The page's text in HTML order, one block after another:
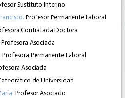
Sustituto Interino
Profesor Permanente Laboral
Contratada Doctora
Profesora Asociada
. Profesora Permanente Laboral
Asociada
de Universidad
. Profesor Asociado